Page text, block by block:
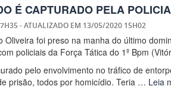
É CAPTURADO PELA
- ATUALIZADO EM 13/05/2020 15H02
Oliveira foi preso na manha do último
policiais da Força Tática do 1º Bpm
pelo envolvimento no tráfico de
prisão, todos por homicídio. Teria … Leia